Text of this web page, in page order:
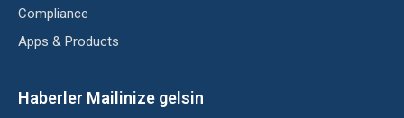
Compliance
Apps & Products
Haberler Mailinize gelsin